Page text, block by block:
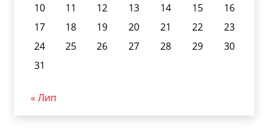
10
11 12 13 14 15
16
17
18 19 20 21 22
23
24
25 26 27 28 29
30
31
« Лип